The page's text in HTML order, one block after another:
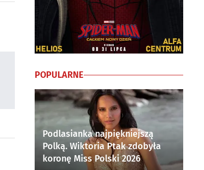
POPULARNE
Podlasianka najpiękniejszą
Polką. Wiktoria Ptak zdobyła
koronę Miss Polski 2026